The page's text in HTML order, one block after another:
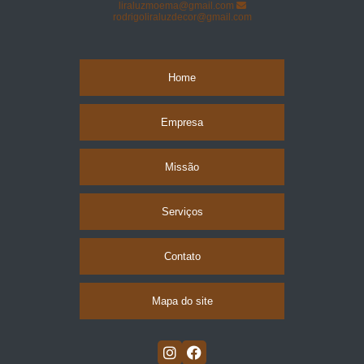
lavagem cortina blecaute Vila Andrade
liraluzmoema@gmail.com
rodrigoliraluzdecor@gmail.com
Home
Empresa
Missão
Serviços
Contato
Mapa do site